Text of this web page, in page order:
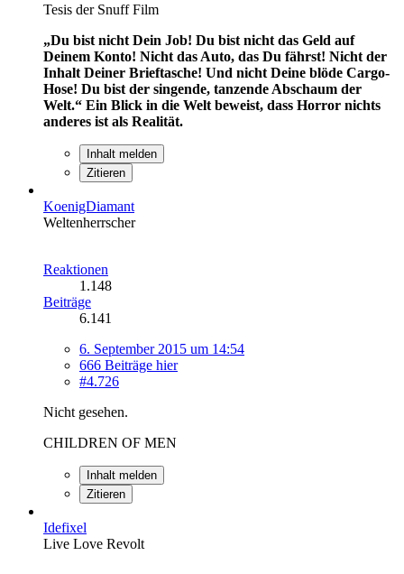
Tesis der Snuff Film
„Du bist nicht Dein Job! Du bist nicht das Geld auf
Deinem Konto! Nicht das Auto, das Du fährst! Nicht der
Inhalt Deiner Brieftasche! Und nicht Deine blöde Cargo-
Hose! Du bist der singende, tanzende Abschaum der
Welt.“ Ein Blick in die Welt beweist, dass Horror nichts
anderes ist als Realität.
Inhalt melden
Zitieren
KoenigDiamant
Weltenherrscher
Reaktionen
1.148
Beiträge
6.141
6. September 2015 um 14:54
666 Beiträge hier
#4.726
Nicht gesehen.
CHILDREN OF MEN
Inhalt melden
Zitieren
Idefixel
Live Love Revolt